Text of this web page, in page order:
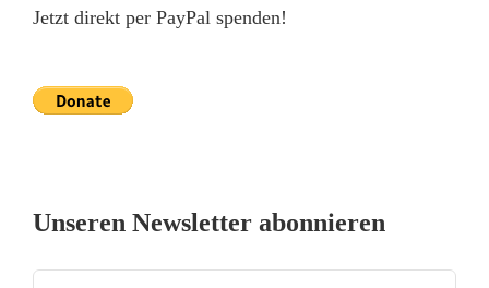
Jetzt direkt per PayPal spenden!
Unseren Newsletter abonnieren